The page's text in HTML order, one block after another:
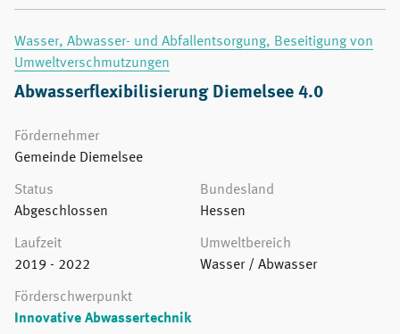
Wasser, Abwasser- und Abfallentsorgung, Beseitigung von
Umweltverschmutzungen
Abwasserflexibilisierung Diemelsee 4.0
Fördernehmer
Gemeinde Diemelsee
Status
Abgeschlossen
Bundesland
Hessen
Laufzeit
2019 - 2022
Umweltbereich
Wasser / Abwasser
Förderschwerpunkt
Innovative Abwassertechnik